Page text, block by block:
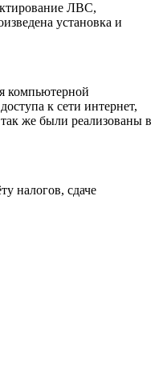
ЛВС,
установка и
компьютерной
к сети интернет,
же были реализованы в
налогов, сдаче